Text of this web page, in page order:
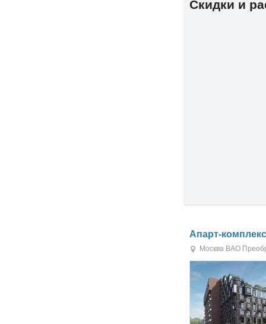
Скидки и
Апарт-
Москва ВАО